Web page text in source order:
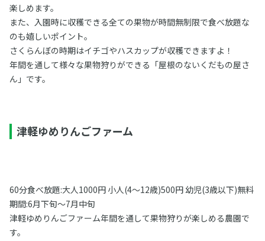
楽しめます。
また、入園時に収穫できる全ての果物が時間無制限で食べ放題な
のも嬉しいポイント。
さくらんぼの時期はイチゴやハスカップが収穫できますよ！
年間を通して様々な果物狩りができる「屋根のないくだもの屋さ
ん」です。
津軽ゆめりんごファーム
60分食べ放題:大人1000円 小人(4〜12歳)500円 幼児(3歳以下)無料
期間:6月下旬〜7月中旬
津軽ゆめりんごファーム年間を通して果物狩りが楽しめる農園で
す。